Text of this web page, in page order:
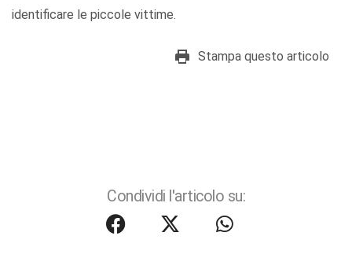
identificare le piccole vittime.
Stampa questo articolo
Condividi l'articolo su: